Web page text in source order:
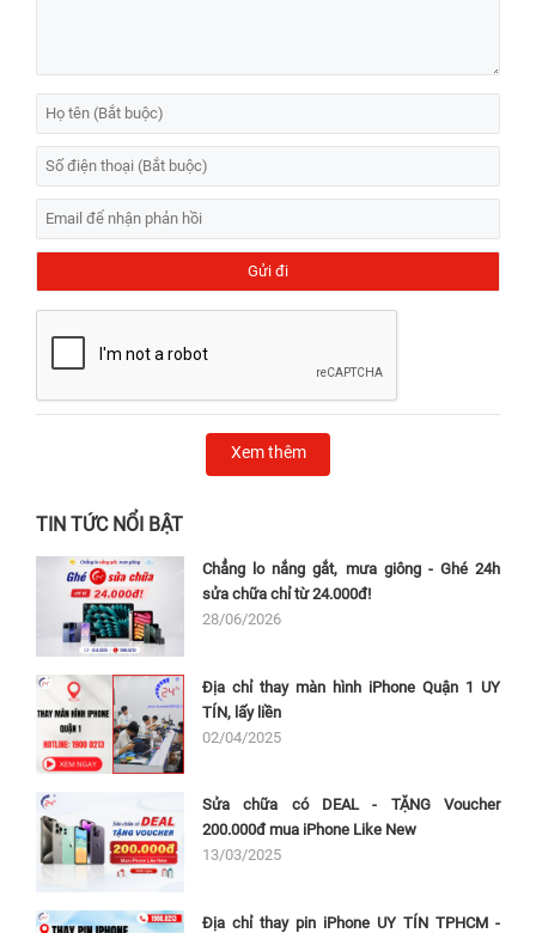
Xem thêm
TIN TỨC NỔI BẬT
Chẳng lo nắng gắt, mưa giông - Ghé 24h
sửa chữa chỉ từ 24.000đ!
28/06/2026
Địa chỉ thay màn hình iPhone Quận 1 UY
TÍN, lấy liền
02/04/2025
Sửa chữa có DEAL - TẶNG Voucher
200.000đ mua iPhone Like New
13/03/2025
Địa chỉ thay pin iPhone UY TÍN TPHCM -